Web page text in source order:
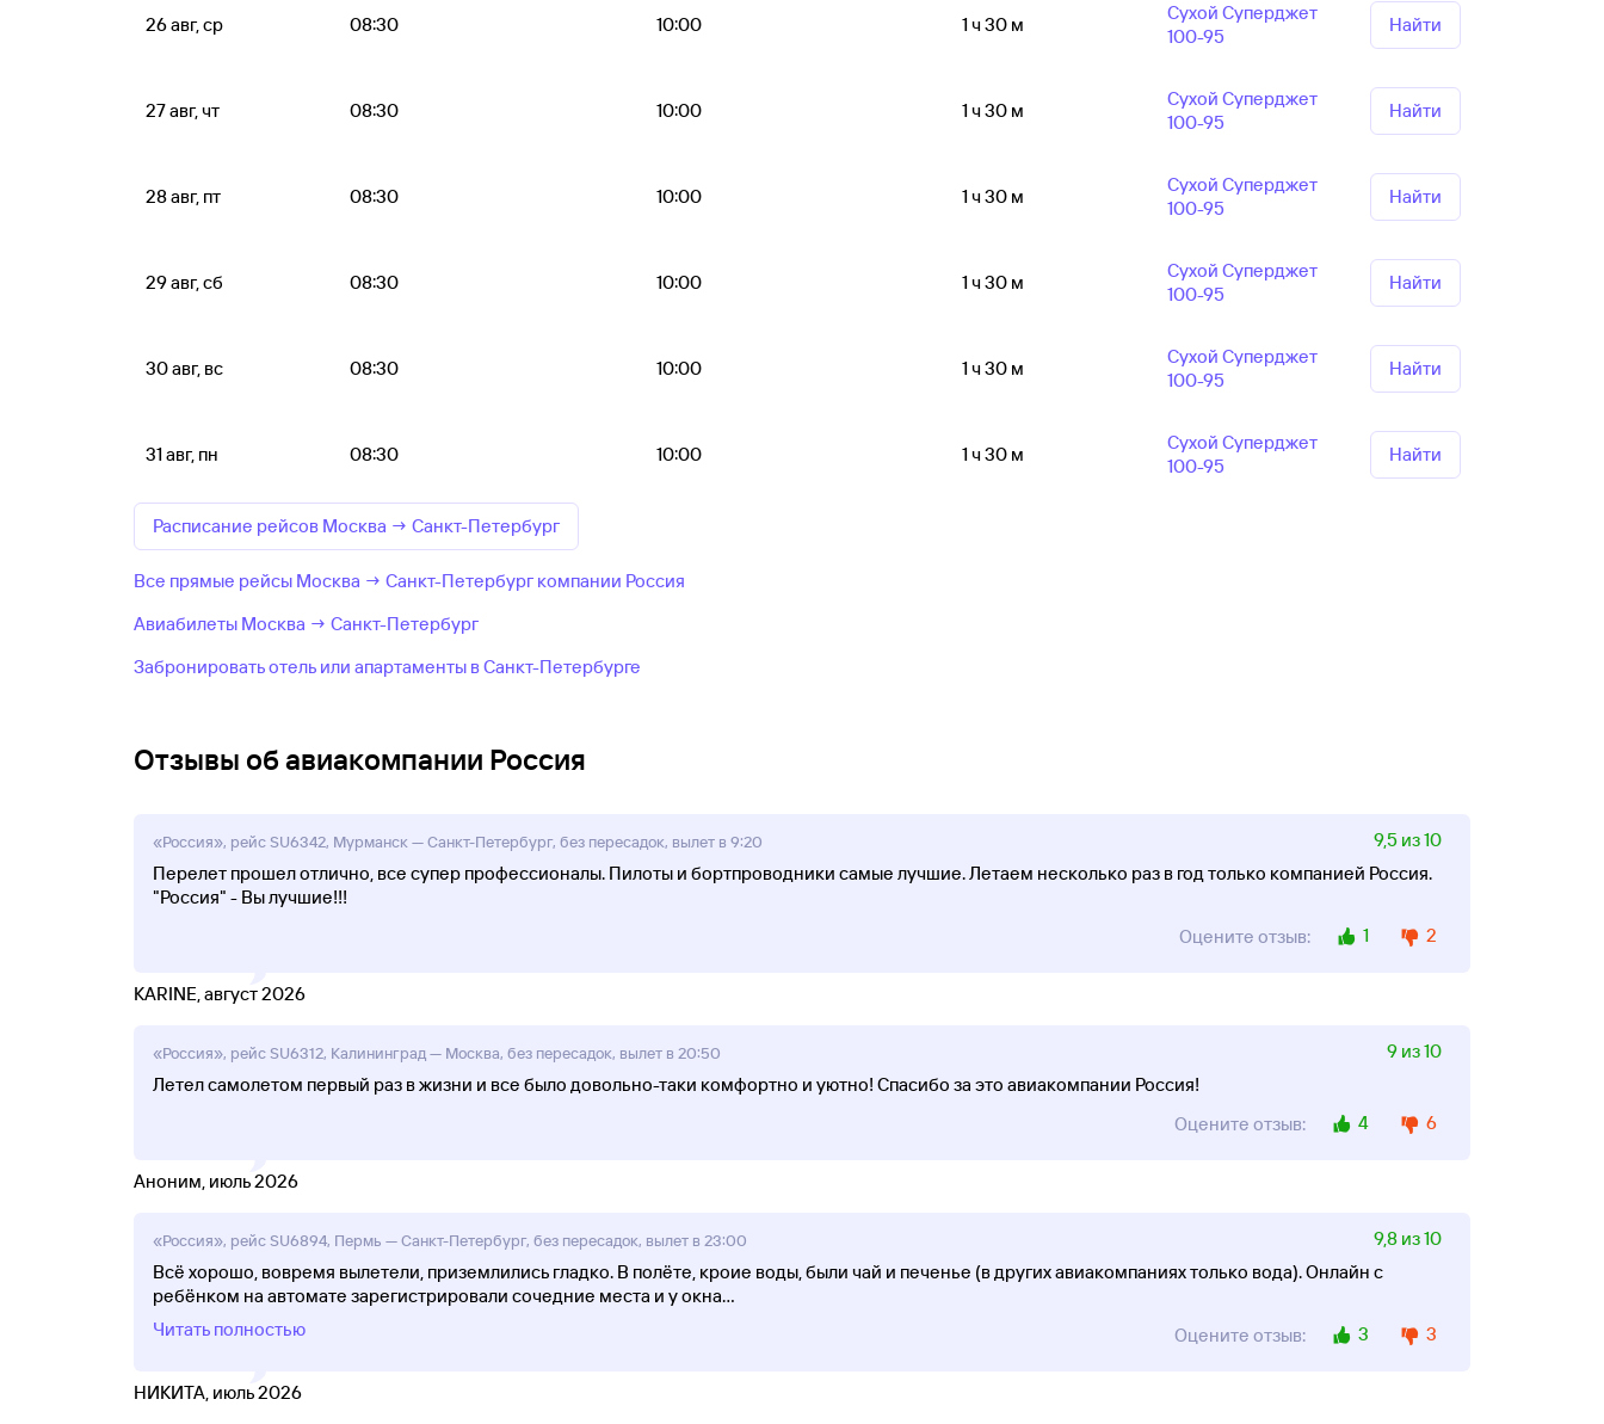
26 авг, ср 08:30 10:00 1 ч 30 м
Сухой Суперджет
100-95
Найти
27 авг, чт 08:30 10:00 1 ч 30 м
Сухой Суперджет
100-95
Найти
28 авг, пт 08:30 10:00 1 ч 30 м
Сухой Суперджет
100-95
Найти
29 авг, сб 08:30 10:00 1 ч 30 м
Сухой Суперджет
100-95
Найти
30 авг, вс 08:30 10:00 1 ч 30 м
Сухой Суперджет
100-95
Найти
31 авг, пн 08:30 10:00 1 ч 30 м
Сухой Суперджет
100-95
Найти
Расписание рейсов Москва → Санкт-Петербург
Все прямые рейсы Москва → Санкт-Петербург компании Россия
Авиабилеты Москва → Санкт-Петербург
Забронировать отель или апартаменты в Санкт-Петербурге
Отзывы об авиакомпании Россия
«Россия», рейс SU6342, Мурманск — Санкт-Петербург, без пересадок, вылет в 9:20
9,5 из 10
Перелет прошел отлично, все супер профессионалы. Пилоты и бортпроводники самые лучшие. Летаем несколько раз в год только компанией Россия.
"Россия" - Вы лучшие!!!
Оцените отзыв:
1 2
KARINE, август 2026
«Россия», рейс SU6312, Калининград — Москва, без пересадок, вылет в 20:50
9 из 10
Летел самолетом первый раз в жизни и все было довольно-таки комфортно и уютно! Спасибо за это авиакомпании Россия!
Оцените отзыв:
4 6
Аноним, июль 2026
«Россия», рейс SU6894, Пермь — Санкт-Петербург, без пересадок, вылет в 23:00
9,8 из 10
Всё хорошо, вовремя вылетели, приземлились гладко. В полёте, кроие воды, были чай и печенье (в других авиакомпаниях только вода). Онлайн с
ребёнком на автомате зарегистрировали сочедние места и у окна...
Читать полностью
Оцените отзыв: 3 3
НИКИТА, июль 2026